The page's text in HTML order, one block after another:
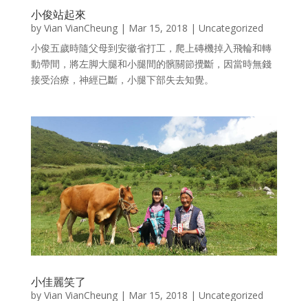
小俊站起來
by Vian VianCheung| Mar 15, 2018 | Uncategorized
小俊五歲時隨父母到安徽省打工，爬上磚機掉入飛輪和轉
動帶間，將左脚大腿和小腿間的髕關節攪斷，因當時無錢
接受治療，神經已斷，小腿下部失去知覺。
小佳麗笑了
by Vian VianCheung| Mar 15, 2018 | Uncategorized